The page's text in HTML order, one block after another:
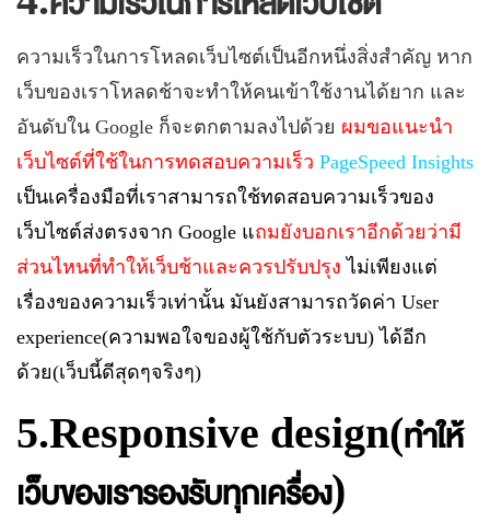
ความเร็วในการโหลดเว็บไซต์เป็นอีกหนึ่งสิ่งสำคัญ หาก
เว็บของเราโหลดช้าจะทำให้คนเข้าใช้งานได้ยาก และ
อันดับใน Google ก็จะตกตามลงไปด้วย ผมขอแนะนำ
เว็บไซต์ที่ใช้ในการทดสอบความเร็ว PageSpeed Insights
เป็นเครื่องมือที่เราสามารถใช้ทดสอบความเร็วของ
เว็บไซต์ส่งตรงจาก Google แถมยังบอกเราอีกด้วยว่ามี
ส่วนไหนที่ทำให้เว็บช้าและควรปรับปรุง ไม่เพียงแต่
เรื่องของความเร็วเท่านั้น มันยังสามารถวัดค่า User
experience(ความพอใจของผู้ใช้กับตัวระบบ)ได้อีก
ด้วย(เว็บนี้ดีสุดๆจริงๆ)
5.Responsive design(ทำให้
เว็บของเรารองรับทุกเครื่อง)